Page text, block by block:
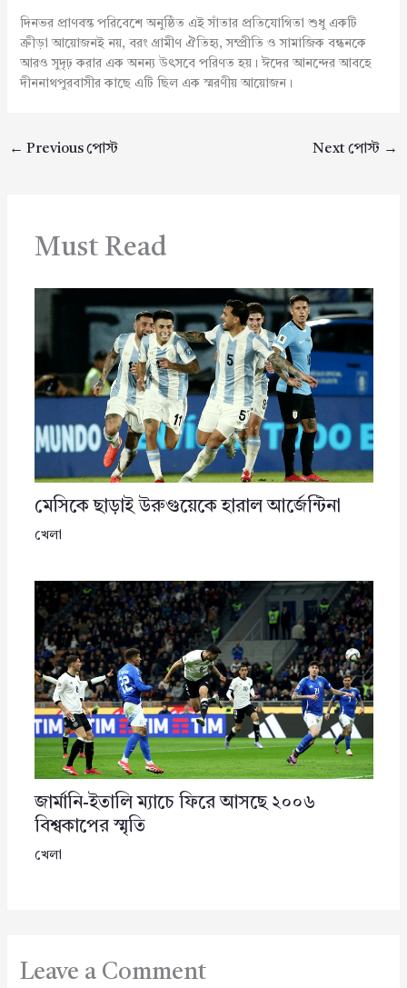
দিনভর প্রাণবন্ত পরিবেশে অনুষ্ঠিত এই সাঁতার প্রতিযোগিতা শুধু একটি
ক্রীড়া আয়োজনই নয়, বরং গ্রামীণ ঐতিহ্য, সম্প্রীতি ও সামাজিক বন্ধনকে
আরও সুদৃঢ় করার এক অনন্য উৎসবে পরিণত হয়। ঈদের আনন্দের আবহে
দীননাথপুরবাসীর কাছে এটি ছিল এক স্মরণীয় আয়োজন।
← Previous পোস্ট Next পোস্ট →
Must Read
মেসিকে ছাড়াই উরুগুয়েকে হারাল আর্জেন্টিনা
খেলা
জার্মানি-ইতালি ম্যাচে ফিরে আসছে ২০০৬
বিশ্বকাপের স্মৃতি
খেলা
Leave a Comment